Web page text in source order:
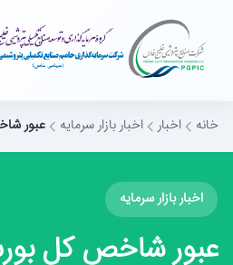
خانه اخبار اخبار بازار سرمایه عبور
اخبار بازار سرمایه
عبور شاخص کل